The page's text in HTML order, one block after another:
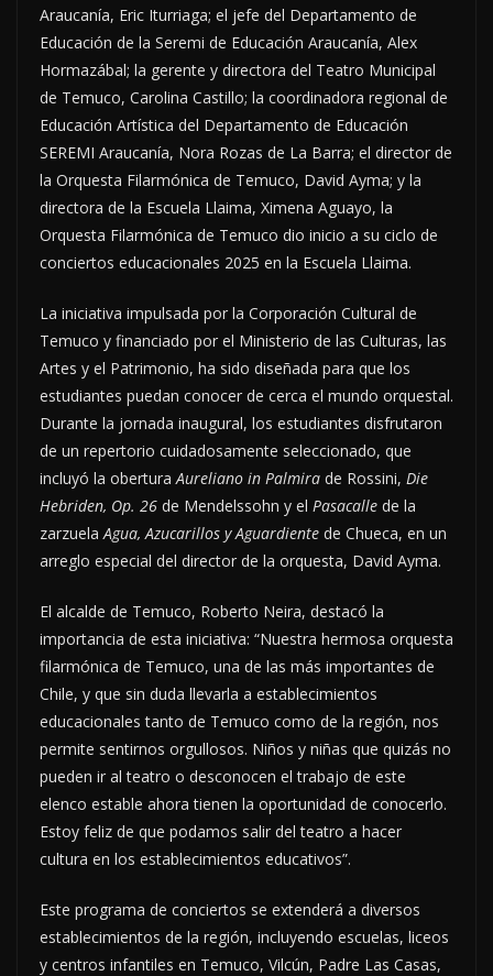
Araucanía, Eric Iturriaga; el jefe del Departamento de
Educación de la Seremi de Educación Araucanía, Alex
Hormazábal; la gerente y directora del Teatro Municipal
de Temuco, Carolina Castillo; la coordinadora regional de
Educación Artística del Departamento de Educación
SEREMI Araucanía, Nora Rozas de La Barra; el director de
la Orquesta Filarmónica de Temuco, David Ayma; y la
directora de la Escuela Llaima, Ximena Aguayo, la
Orquesta Filarmónica de Temuco dio inicio a su ciclo de
conciertos educacionales 2025 en la Escuela Llaima.
La iniciativa impulsada por la Corporación Cultural de
Temuco y financiado por el Ministerio de las Culturas, las
Artes y el Patrimonio, ha sido diseñada para que los
estudiantes puedan conocer de cerca el mundo orquestal.
Durante la jornada inaugural, los estudiantes disfrutaron
de un repertorio cuidadosamente seleccionado, que
incluyó la oberturaAureliano in Palmira de Rossini, Die
Hebriden, Op. 26 de Mendelssohn y el Pasacalle de la
zarzuelaAgua, Azucarillos y Aguardiente de Chueca, en un
arreglo especial del director de la orquesta, David Ayma.
El alcalde de Temuco, Roberto Neira, destacó la
importancia de esta iniciativa: “Nuestra hermosa orquesta
filarmónica de Temuco, una de las más importantes de
Chile, y que sin duda llevarla a establecimientos
educacionales tanto de Temuco como de la región, nos
permite sentirnos orgullosos. Niños y niñas que quizás no
pueden ir al teatro o desconocen el trabajo de este
elenco estable ahora tienen la oportunidad de conocerlo.
Estoy feliz de que podamos salir del teatro a hacer
cultura en los establecimientos educativos”.
Este programa de conciertos se extenderá a diversos
establecimientos de la región, incluyendo escuelas, liceos
y centros infantiles en Temuco, Vilcún, Padre Las Casas,